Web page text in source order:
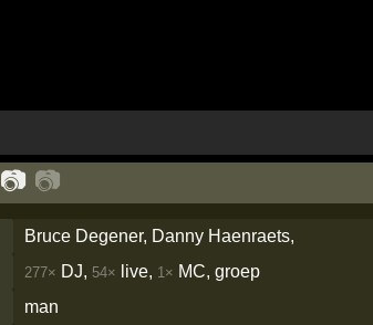
📷 📷
Bruce Degener, Danny Haenraets,
277× DJ, 54× live, 1× MC, groep
man